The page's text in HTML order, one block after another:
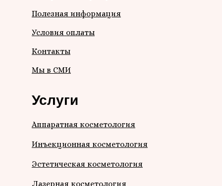
Услуги
Аппаратная косметология
Инъекционная косметология
Эстетическая косметология
Лазерная косметология
Полезная информация
Условия оплаты
Контакты
Мы в СМИ